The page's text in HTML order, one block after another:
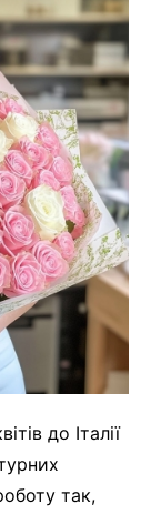
до Італії
так,